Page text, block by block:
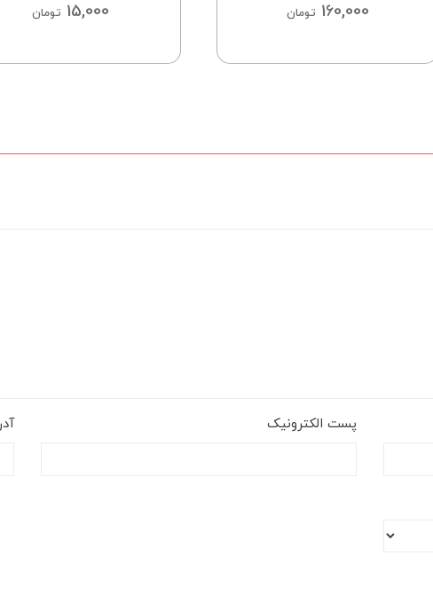
160,000 تومان 15,000 تومان
پست الکترونیک